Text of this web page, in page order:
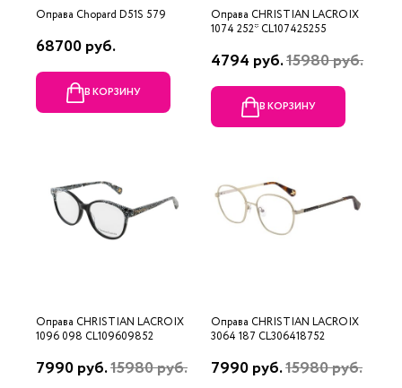
Оправа Chopard D51S 579
68700 руб.
В КОРЗИНУ
Оправа CHRISTIAN LACROIX
1074 252* CL107425255
4794 руб.15980 руб.
В КОРЗИНУ
Оправа CHRISTIAN LACROIX
1096 098 CL109609852
7990 руб.15980 руб.
Оправа CHRISTIAN LACROIX
3064 187 CL306418752
7990 руб.15980 руб.